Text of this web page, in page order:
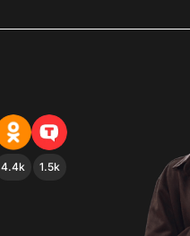
4.4k 1.5k